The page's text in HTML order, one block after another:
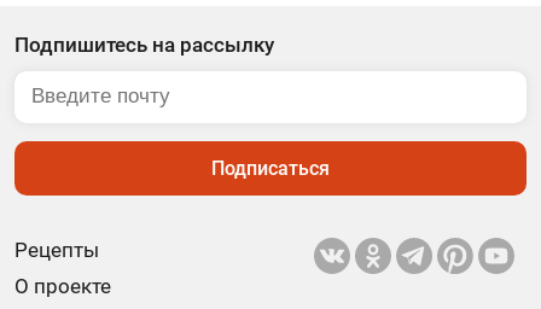
Рецепты
О проекте
Подпишитесь на рассылку
Подписаться